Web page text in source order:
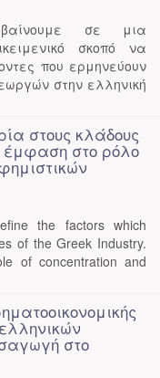
σε μια
σκοπό να
που ερμηνεύουν
στην ελληνική
στους κλάδους
έμφαση στο ρόλο
the factors which
of the Greek Industry.
of concentration and
στο